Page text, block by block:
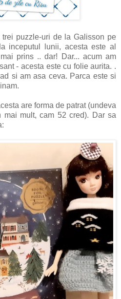
puzzle-uri de la Galisson pe
inceputul lunii, acesta este al
prins .. dar! Dar... acum am
- acesta este cu folie aurita. .
si am asa ceva. Parca este si
are forma de patrat (undeva
mai mult, cam 52 cred). Dar sa